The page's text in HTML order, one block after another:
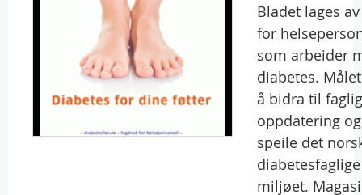
Bladet lages
for
som arbeider
diabetes.
å bidra til faglig
oppdatering
speile det
diabetesfaglige
miljøet.